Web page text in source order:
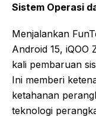
Sistem Operasi
Menjalankan
Android 15, iQOO
kali pembaruan
Ini memberi
ketahanan
teknologi